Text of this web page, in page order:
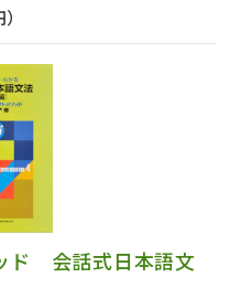
ド 会話式日本語文